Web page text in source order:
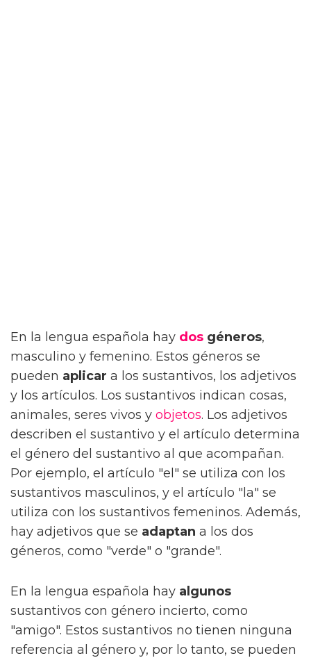
En la lengua española hay dos géneros,
masculino y femenino. Estos géneros se
pueden aplicar a los sustantivos, los adjetivos
y los artículos. Los sustantivos indican cosas,
animales, seres vivos y objetos. Los adjetivos
describen el sustantivo y el artículo determina
el género del sustantivo al que acompañan.
Por ejemplo, el artículo "el" se utiliza con los
sustantivos masculinos, y el artículo "la" se
utiliza con los sustantivos femeninos. Además,
hay adjetivos que se adaptan a los dos
géneros, como "verde" o "grande".
En la lengua española hay algunos
sustantivos con género incierto, como
"amigo". Estos sustantivos no tienen ninguna
referencia al género y, por lo tanto, se pueden